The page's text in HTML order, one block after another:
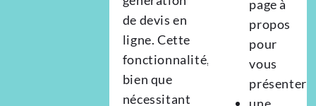
de devis en
ligne. Cette
fonctionnalité,
bien que
nécessitant
page à
propos
pour
vous
présenter